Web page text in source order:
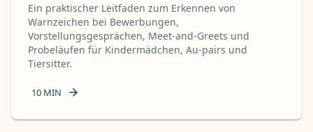
Ein praktischer Leitfaden zum Erkennen von
Warnzeichen bei Bewerbungen,
Vorstellungsgesprächen, Meet-and-Greets und
Probeläufen für Kindermädchen, Au-pairs und
Tiersitter.
10 MIN